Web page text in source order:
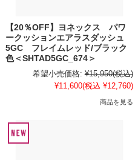
【20％OFF】ヨネックス パワ
ークッションエアラスダッシュ
5GC フレイムレッド/ブラック
色＜SHTAD5GC_674＞
希望小売価格: ¥15,950(税込)
¥11,600(税込 ¥12,760)
商品を見る